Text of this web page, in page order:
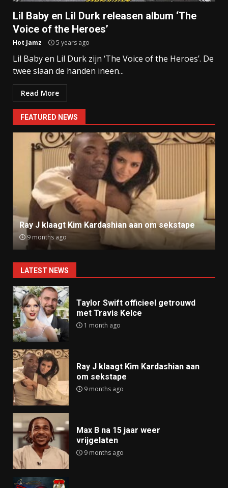
Lil Baby en Lil Durk releasen album ‘The
Voice of the Heroes’
Hot Jamz 5 years ago
Lil Baby en Lil Durk zijn ‘The Voice of the Heroes’. De
twee slaan de handen ineen...
Read More
FEATURED NEWS
Ray J klaagt Kim Kardashian aan om sekstape
9 months ago
LATEST NEWS
Taylor Swift officieel getrouwd
met Travis Kelce
1 month ago
Ray J klaagt Kim Kardashian aan
om sekstape
9 months ago
Max B na 15 jaar weer
vrijgelaten
9 months ago